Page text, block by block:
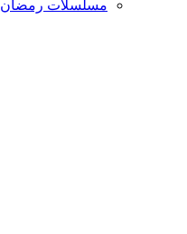
مسلسلات رمضان 2021